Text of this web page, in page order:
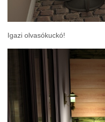
Igazi olvasókuckó!